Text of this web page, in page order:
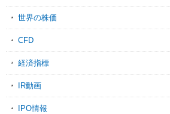
世界の株価
CFD
経済指標
IR動画
IPO情報